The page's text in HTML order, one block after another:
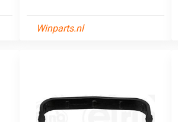
Winparts.nl